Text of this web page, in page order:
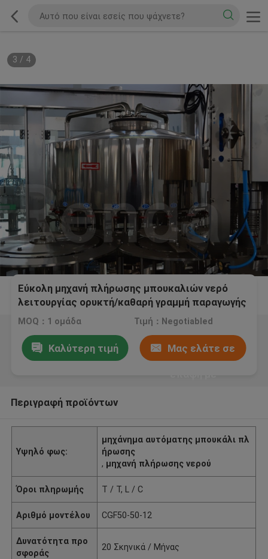
3 / 4
Εύκολη μηχανή πλήρωσης μπουκαλιών νερό
λειτουργίας ορυκτή/καθαρή γραμμή παραγωγής
νερού
MOQ：1 ομάδα Τιμή：Negotiabled
Καλύτερη τιμή Μας ελάτε σε
Περιγραφή προϊόντων
Υψηλό φως:
μηχάνημα αυτόματης μπουκάλι πλ
ήρωσης
, μηχανή πλήρωσης νερού
Όροι πληρωμής T / T, L / C
Αριθμό μοντέλου CGF50-50-12
Δυνατότητα προ
σφοράς
20 Σκηνικά / Μήνας